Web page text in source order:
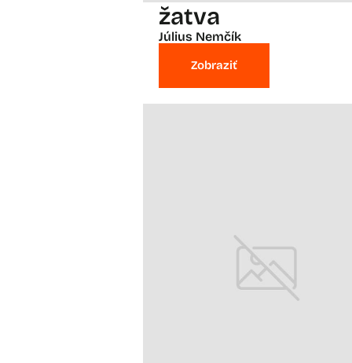
žatva
Július Nemčík
Zobraziť